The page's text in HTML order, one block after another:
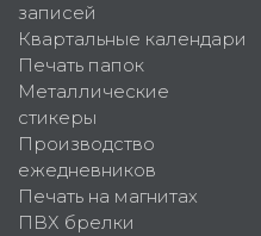
записей
Квартальные календари
Печать папок
Металлические
стикеры
Производство
ежедневников
Печать на магнитах
ПВХ брелки